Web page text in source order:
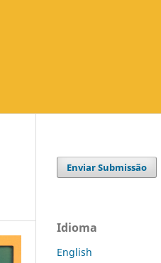
Enviar Submissão
Idioma
English